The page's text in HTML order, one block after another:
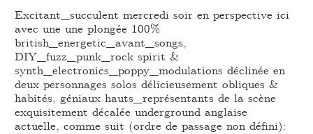
Excitant_succulent mercredi soir en perspective ici
avec une une plongée 100%
british_energetic_avant_songs,
DIY_fuzz_punk_rock spirit &
synth_electronics_poppy_modulations déclinée en
deux personnages solos délicieusement obliques &
habités, géniaux hauts_représentants de la scène
exquisitement décalée underground anglaise
actuelle, comme suit (ordre de passage non défini):